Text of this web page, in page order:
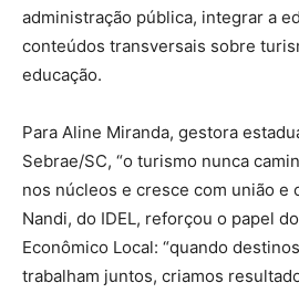
administração pública, integrar a
conteúdos transversais sobre
educação.
Para Aline Miranda, gestora
Sebrae/SC, “o turismo nunca
nos núcleos e cresce com união e
Nandi, do IDEL, reforçou o papel
Econômico Local: “quando
trabalham juntos, criamos